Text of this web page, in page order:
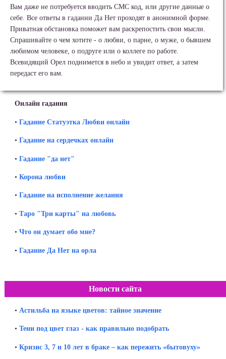
Вам даже не потребуется вводить СМС код, или другие данные о
себе. Все ответы в гадании Да Нет проходят в анонимной форме.
Приватная обстановка поможет вам раскрепостить свои мысли.
Спрашивайте о чем хотите - о любви, о парне, о муже, о бывшем
любимом человеке, о подруге или о коллеге по работе.
Всевидящий Орел поднимется в небо и увидит ответ, а затем
передаст его вам.
Онлайн гадания
• Гадание Статуэтка Любви онлайн
• Гадание на сердечках онлайн
• Гадание "да нет"
• Корона любви
• Гадание на исполнение желания
• Таро "Три карты" на любовь
• Что он думает обо мне?
• Гадание Да Нет на орла
Новости сайта
• Астильба на языке цветов: тайное значение
• Тени под цвет глаз - как правильно подобрать
• Кризис 3, 7 и 10 лет в браке – как пережить «бытовуху»